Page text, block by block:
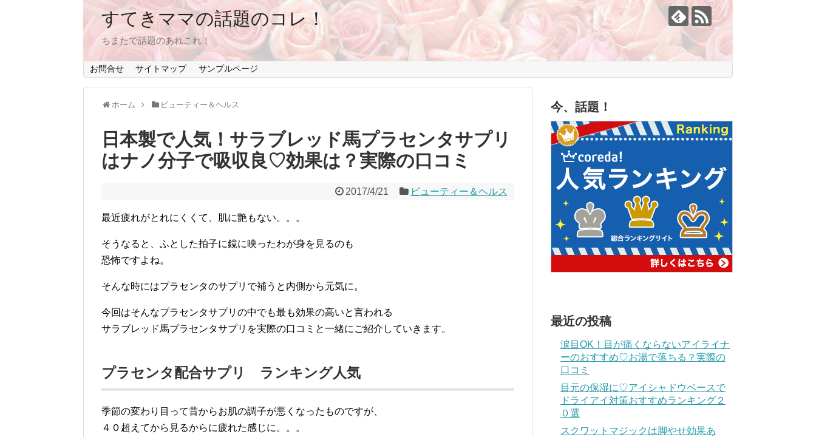
すてきママの話題のコレ！
ちまたで話題のあれこれ！
お問合せ サイトマップ サンプルページ
ホーム ビューティー＆ヘルス
日本製で人気！サラブレッド馬プラセンタサプリ
はナノ分子で吸収良♡効果は？実際の口コミ
2017/4/21 ビューティー＆ヘルス
最近疲れがとれにくくて、肌に艶もない。。。
そうなると、ふとした拍子に鏡に映ったわが身を見るのも
恐怖ですよね。
そんな時にはプラセンタのサプリで補うと内側から元気に。
今回はそんなプラセンタサプリの中でも最も効果の高いと言われる
サラブレッド馬プラセンタサプリを実際の口コミと一緒にご紹介していきます。
プラセンタ配合サプリ ランキング人気
季節の変わり目って昔からお肌の調子が悪くなったものですが、
４０超えてから見るからに疲れた感じに。。。
今、話題！
最近の投稿
涙目OK！目が痛くならないアイライナ
ーのおすすめ♡お湯で落ちる？実際の
口コミ
目元の保湿に♡アイシャドウベースで
ドライアイ対策おすすめランキング２
０選
スクワットマジックは脚やせ効果あ